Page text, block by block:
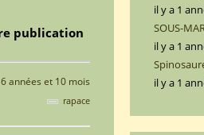
publication
années et 10 mois
rapace
il y a 1
SOUS-
il y a 1
il y a 1